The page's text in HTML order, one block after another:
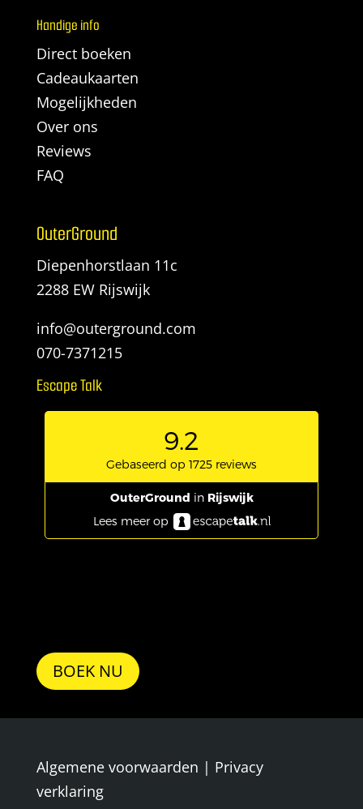
Handige info
Direct boeken
Cadeaukaarten
Mogelijkheden
Over ons
Reviews
FAQ
OuterGround
Diepenhorstlaan 11c
2288 EW Rijswijk
info@outerground.com
070-7371215
Escape Talk
BOEK NU
Algemene voorwaarden | Privacy
verklaring